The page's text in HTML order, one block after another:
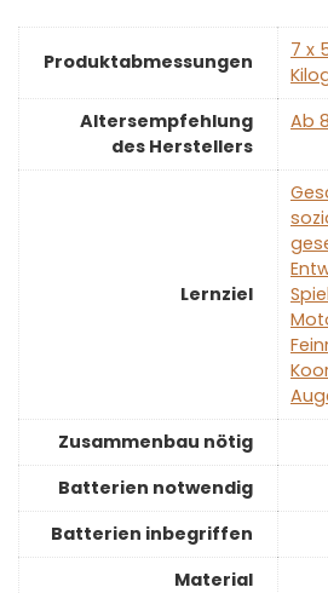
Produktabmessungen
‎7 x
Altersempfehlung
des Herstellers
‎Ab
Lernziel
Zusammenbau nötig
Batterien notwendig
Batterien inbegriffen
Material